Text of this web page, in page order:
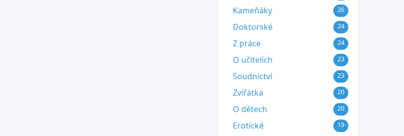
Kameňáky 26
Doktorské 24
Z práce 24
O učitelích 23
Soudnictví 23
Zvířátka 20
O dětech 20
Erotické 19